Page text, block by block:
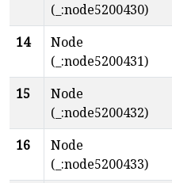
(_:node5200430)
14
Node
(_:node5200431)
15
Node
(_:node5200432)
16
Node
(_:node5200433)